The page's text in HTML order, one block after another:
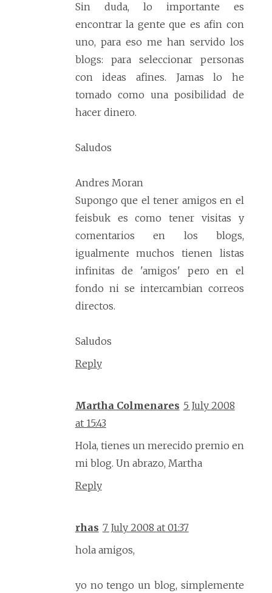
Sin duda, lo importante es
encontrar la gente que es afin con
uno, para eso me han servido los
blogs: para seleccionar personas
con ideas afines. Jamas lo he
tomado como una posibilidad de
hacer dinero.
Saludos
Andres Moran
Supongo que el tener amigos en el
feisbuk es como tener visitas y
comentarios en los blogs,
igualmente muchos tienen listas
infinitas de 'amigos' pero en el
fondo ni se intercambian correos
directos.
Saludos
Reply
Martha Colmenares 5 July 2008
at 15:43
Hola, tienes un merecido premio en
mi blog. Un abrazo, Martha
Reply
rhas 7 July 2008 at 01:37
hola amigos,
yo no tengo un blog, simplemente